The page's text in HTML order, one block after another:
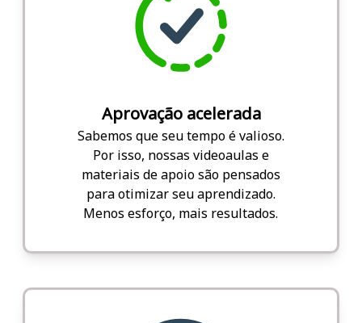
Aprovação acelerada
Sabemos que seu tempo é valioso.
Por isso, nossas videoaulas e
materiais de apoio são pensados
para otimizar seu aprendizado.
Menos esforço, mais resultados.